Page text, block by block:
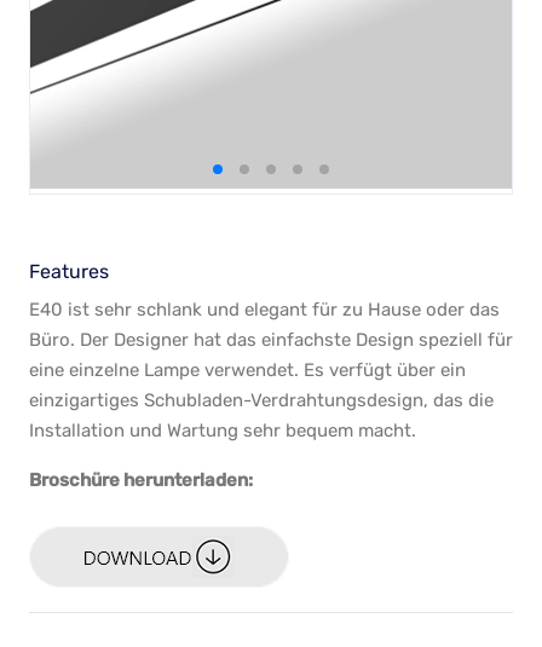
Features
E40 ist sehr schlank und elegant für zu Hause oder das
Büro. Der Designer hat das einfachste Design speziell für
eine einzelne Lampe verwendet. Es verfügt über ein
einzigartiges Schubladen-Verdrahtungsdesign, das die
Installation und Wartung sehr bequem macht.
Broschüre herunterladen: